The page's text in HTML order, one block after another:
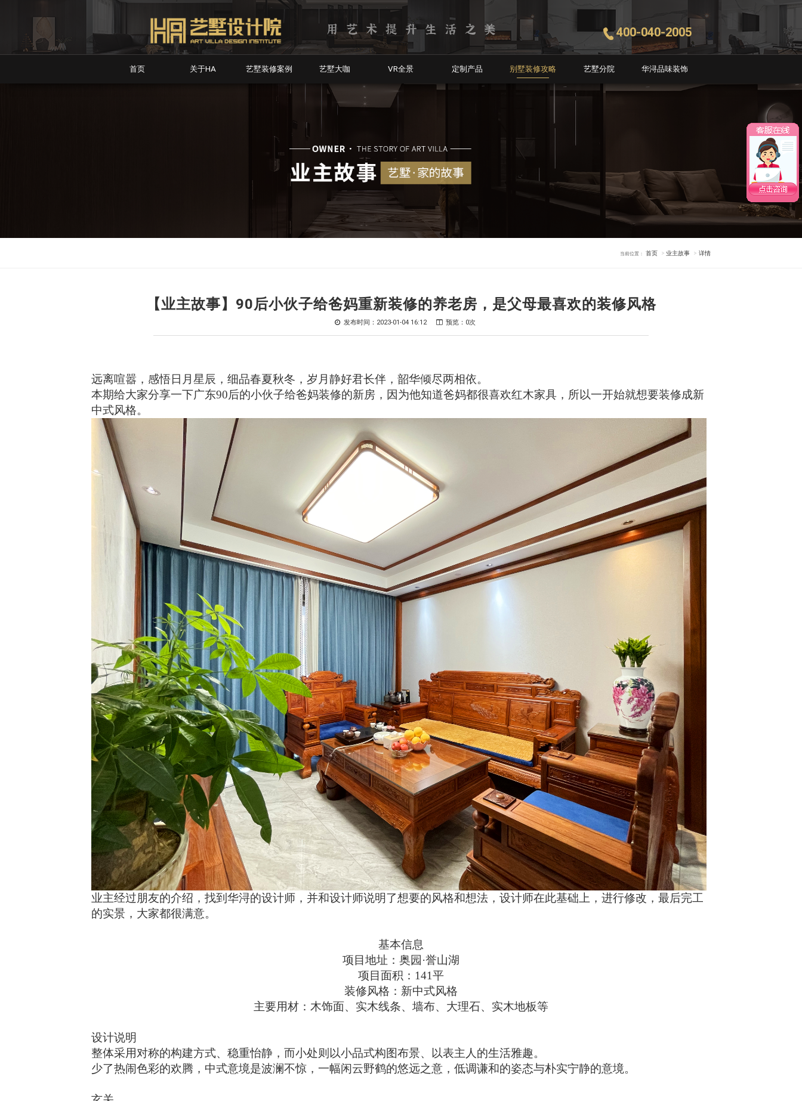
400-040-2005
首页 关于HA 艺墅装修案例 艺墅大咖 VR全景 定制产品 别墅装修攻略 艺墅分院 华浔品味装饰
当前位置： 首页 业主故事 详情
【业主故事】90后小伙子给爸妈重新装修的养老房，是父母最喜欢的装修风格
发布时间：2023-01-04 16:12 预览：0次
远离喧嚣，感悟日月星辰，细品春夏秋冬，岁月静好君长伴，韶华倾尽两相依。
本期给大家分享一下广东90后的小伙子给爸妈装修的新房，因为他知道爸妈都很喜欢红木家具，所以一开始就想要装修成新
中式风格。
业主经过朋友的介绍，找到华浔的设计师，并和设计师说明了想要的风格和想法，设计师在此基础上，进行修改，最后完工
的实景，大家都很满意。
基本信息
项目地址：奥园 ·誉山湖
项目面积： 141平
装修风格：新中式风格
主要用材：木饰面、实木线条、墙布、大理石、实木地板等
设计说明
整体采用对称的构建方式、稳重怡静，而小处则以小品式构图布景、以表主人的生活雅趣。
少了热闹色彩的欢腾，中式意境是波澜不惊，一幅闲云野鹤的悠远之意，低调谦和的姿态与朴实宁静的意境。